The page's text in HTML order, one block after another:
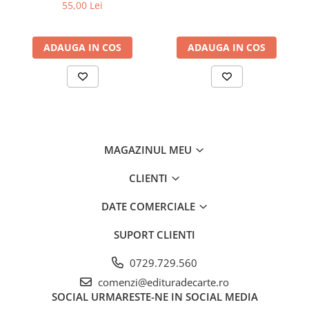
55,00 Lei
ADAUGA IN COS ADAUGA IN COS
MAGAZINUL MEU
CLIENTI
DATE COMERCIALE
SUPORT CLIENTI
0729.729.560
comenzi@edituradecarte.ro
SOCIAL URMARESTE-NE IN SOCIAL MEDIA